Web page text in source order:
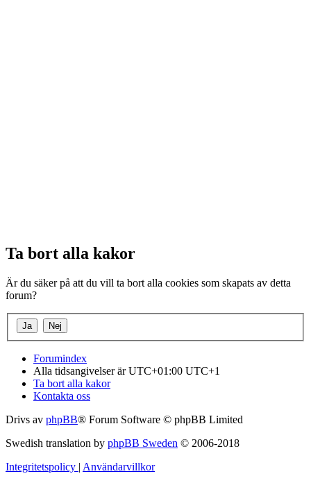
Ta bort alla kakor
Är du säker på att du vill ta bort alla cookies som skapats av detta
forum?
Forumindex
Alla tidsangivelser är UTC+01:00 UTC+1
Ta bort alla kakor
Kontakta oss
Drivs av phpBB® Forum Software © phpBB Limited
Swedish translation by phpBB Sweden © 2006-2018
Integritetspolicy | Användarvillkor